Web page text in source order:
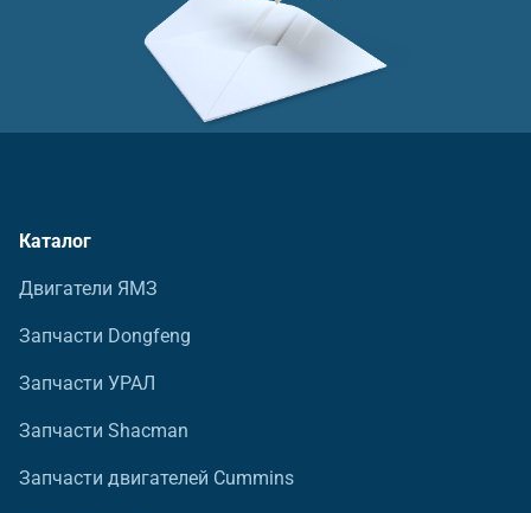
Каталог
Двигатели ЯМЗ
Запчасти Dongfeng
Запчасти УРАЛ
Запчасти Shacman
Запчасти двигателей Cummins